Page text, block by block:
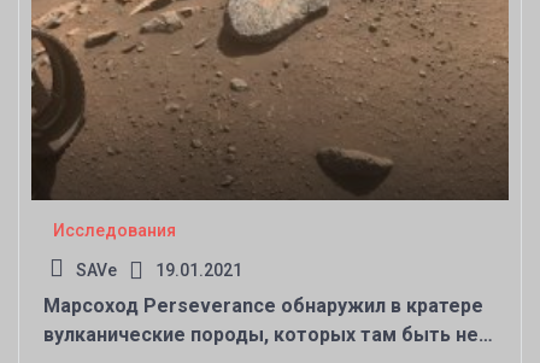
Исследования
SAVe 19.01.2021
Марсоход Perseverance обнаружил в кратере
вулканические породы, которых там быть не